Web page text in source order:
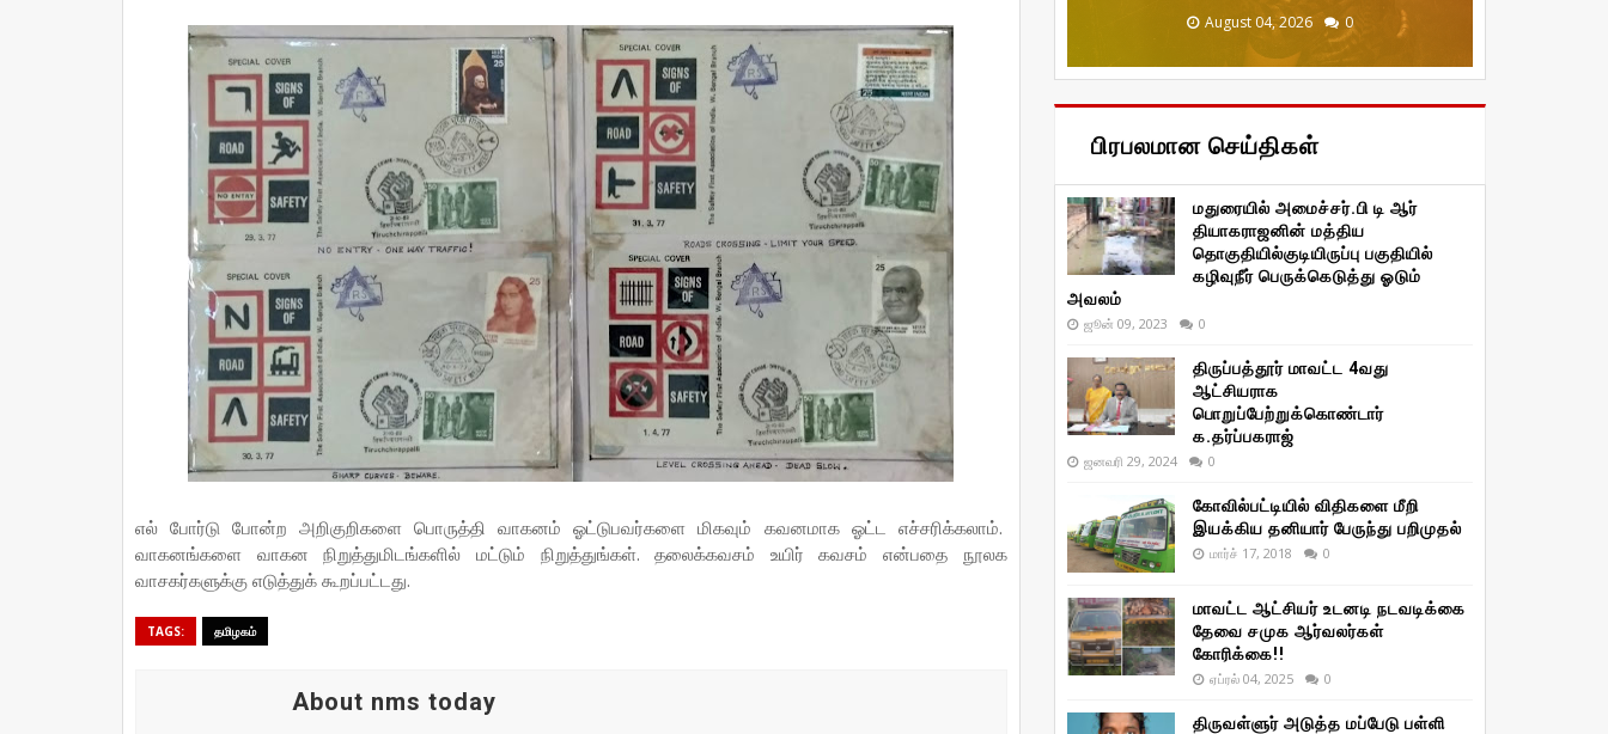
எல் போர்டு போன்ற அறிகுறிகளை பொருத்தி வாகனம் ஓட்டுபவர்களை மிகவும் கவனமாக ஓட்ட எச்சரிக்கலாம்.
வாகனங்களை வாகன நிறுத்துமிடங்களில் மட்டும் நிறுத்துங்கள். தலைக்கவசம் உயிர் கவசம் என்பதை நூலக
வாசகர்களுக்கு எடுத்துக் கூறப்பட்டது.
TAGS: தமிழகம்
About nms today
August 04, 2026 0
August 04, 2026 0
January 29, 2026 0
January 29, 2026 0
December 20, 2025
பிரபலமான செய்திகள்
மதுரையில் அமைச்சர்.பி டி ஆர்
தியாகராஜனின் மத்திய
தொகுதியில்குடியிருப்பு பகுதியில்
கழிவுநீர் பெருக்கெடுத்து ஓடும்
அவலம்
ஜூன் 09, 2023 0
திருப்பத்தூர் மாவட்ட 4வது
ஆட்சியராக
பொறுப்பேற்றுக்கொண்டார்
க.தர்ப்பகராஜ்
ஜனவரி 29, 2024 0
கோவில்பட்டியில் விதிகளை மீறி
இயக்கிய தனியார் பேருந்து பறிமுதல்
மார்ச் 17, 2018 0
மாவட்ட ஆட்சியர் உடனடி நடவடிக்கை
தேவை சமுக ஆர்வலர்கள்
கோரிக்கை!!
ஏப்ரல் 04, 2025 0
திருவள்ளுர் அடுத்த மப்பேடு பள்ளி